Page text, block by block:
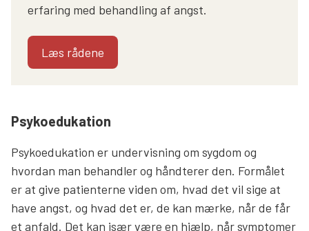
erfaring med behandling af angst.
Læs rådene
Psykoedukation
Psykoedukation er undervisning om sygdom og
hvordan man behandler og håndterer den. Formålet
er at give patienterne viden om, hvad det vil sige at
have angst, og hvad det er, de kan mærke, når de får
et anfald. Det kan især være en hjælp, når symptomer